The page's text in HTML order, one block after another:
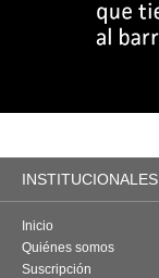
INSTITUCIONALES
Inicio
Quiénes somos
Suscripción